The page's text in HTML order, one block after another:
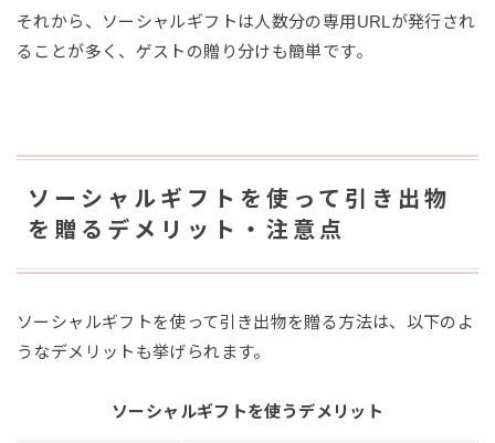
それから、ソーシャルギフトは人数分の専用URLが発行され
ることが多く、ゲストの贈り分けも簡単です。
ソーシャルギフトを使って引き出物
を贈るデメリット・注意点
ソーシャルギフトを使って引き出物を贈る方法は、以下のよ
うなデメリットも挙げられます。
ソーシャルギフトを使うデメリット